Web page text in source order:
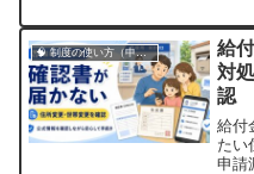
🧠 制度の使い方（申請・相談など）
給
対
認
給付
たい
申請